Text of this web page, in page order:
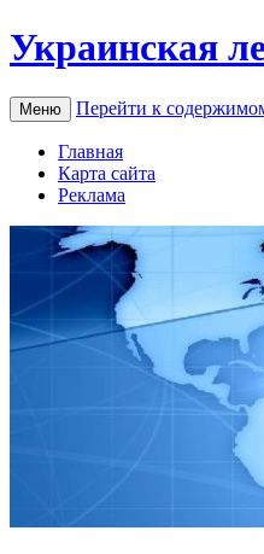
Украинская
Меню Перейти к
Главная
Карта сайта
Реклама